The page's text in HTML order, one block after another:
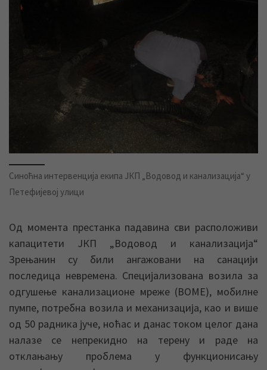
Синоћна интервенција екипа ЈКП „Водовод и канализација“ у
Петефијевој улици
Од момента престанка падавина сви расположиви
капацитети ЈКП „Водовод и канализација“
Зрењанин су били ангажовани на санацији
последица невремена. Специјализована возила за
одгушење канализационе мреже (ВОМЕ), мобилне
пумпе, потребна возила и механизација, као и више
од 50 радника јуче, ноћас и данас током целог дана
налазе се непрекидно на терену и раде на
отклањању проблема у функционисању